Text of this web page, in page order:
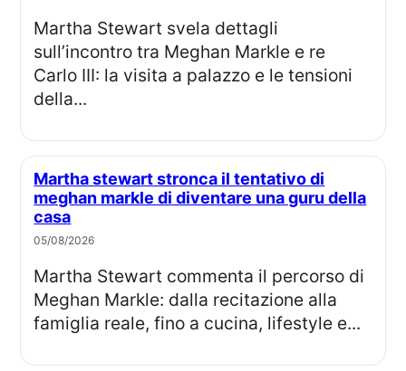
Martha Stewart svela dettagli
sull’incontro tra Meghan Markle e re
Carlo III: la visita a palazzo e le tensioni
della...
Martha stewart stronca il tentativo di
meghan markle di diventare una guru della
casa
05/08/2026
Martha Stewart commenta il percorso di
Meghan Markle: dalla recitazione alla
famiglia reale, fino a cucina, lifestyle e...